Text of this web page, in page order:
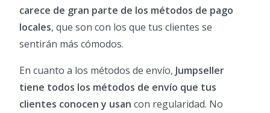
carece de gran parte de los métodos de pago
locales, que son con los que tus clientes se
sentirán más cómodos.
En cuanto a los métodos de envío, Jumpseller
tiene todos los métodos de envío que tus
clientes conocen y usan con regularidad. No